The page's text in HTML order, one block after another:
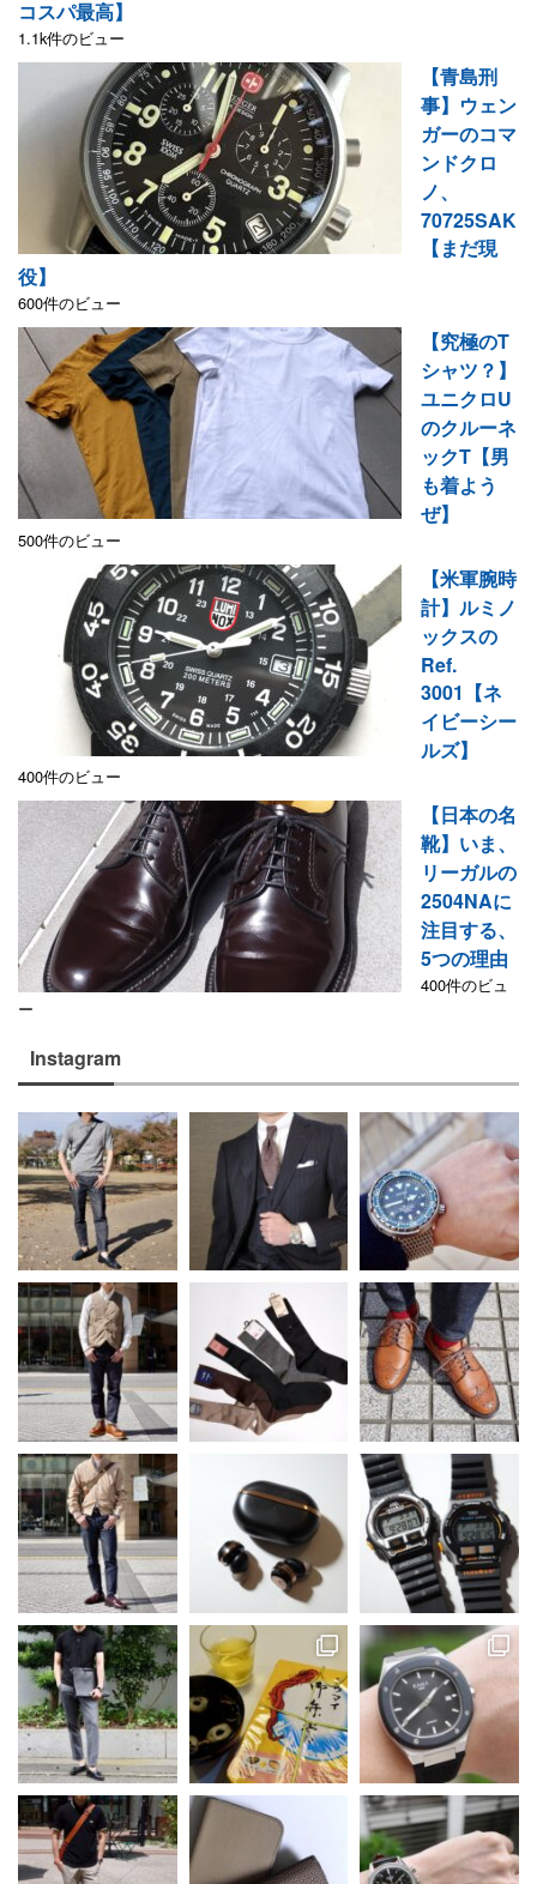
コスパ最高】
1.1k件のビュー
【青島刑
事】ウェン
ガーのコマ
ンドクロ
ノ、
70725SAK
【まだ現
役】
600件のビュー
【究極のT
シャツ？】
ユニクロU
のクルーネ
ックT【男
も着よう
ぜ】
500件のビュー
【米軍腕時
計】ルミノ
ックスの
Ref.
3001【ネ
イビーシー
ルズ】
400件のビュー
【日本の名
靴】いま、
リーガルの
2504NAに
注目する、
5つの理由
400件のビュ
ー
Instagram